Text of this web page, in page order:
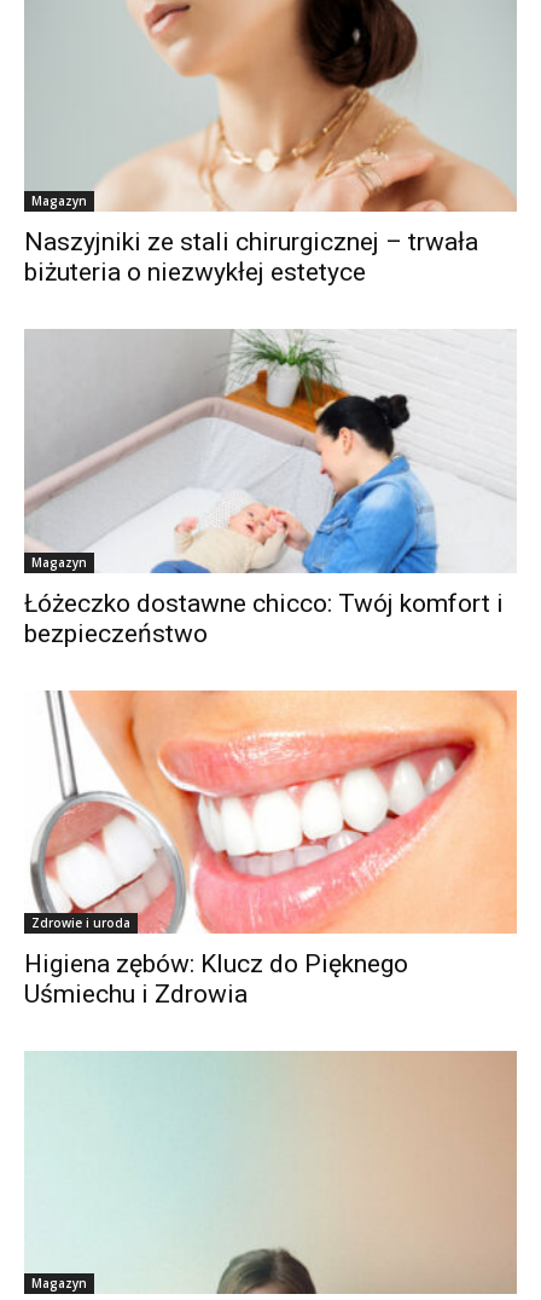
Magazyn
Naszyjniki ze stali chirurgicznej – trwała
biżuteria o niezwykłej estetyce
Magazyn
Łóżeczko dostawne chicco: Twój komfort i
bezpieczeństwo
Zdrowie i uroda
Higiena zębów: Klucz do Pięknego
Uśmiechu i Zdrowia
Magazyn